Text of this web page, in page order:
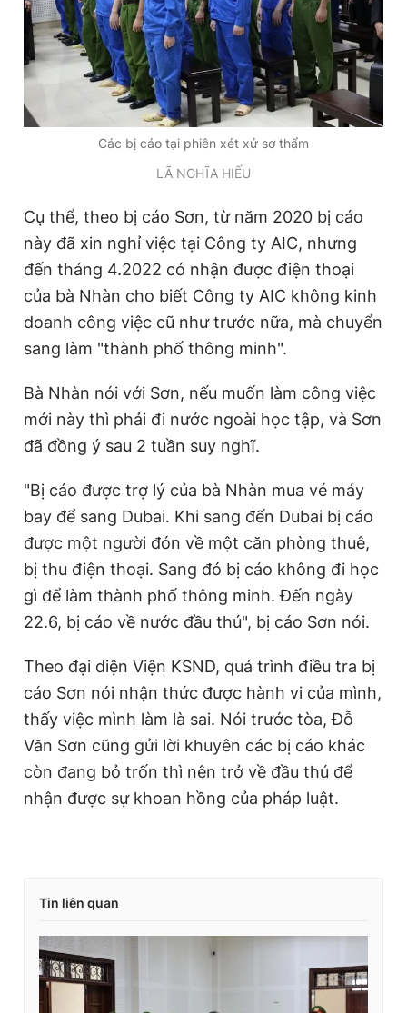
Các bị cáo tại phiên xét xử sơ thẩm
LÃ NGHĨA HIẾU
Cụ thể, theo bị cáo Sơn, từ năm 2020 bị cáo
này đã xin nghỉ việc tại Công ty AIC, nhưng
đến tháng 4.2022 có nhận được điện thoại
của bà Nhàn cho biết Công ty AIC không kinh
doanh công việc cũ như trước nữa, mà chuyển
sang làm "thành phố thông minh".
Bà Nhàn nói với Sơn, nếu muốn làm công việc
mới này thì phải đi nước ngoài học tập, và Sơn
đã đồng ý sau 2 tuần suy nghĩ.
"Bị cáo được trợ lý của bà Nhàn mua vé máy
bay để sang Dubai. Khi sang đến Dubai bị cáo
được một người đón về một căn phòng thuê,
bị thu điện thoại. Sang đó bị cáo không đi học
gì để làm thành phố thông minh. Đến ngày
22.6, bị cáo về nước đầu thú", bị cáo Sơn nói.
Theo đại diện Viện KSND, quá trình điều tra bị
cáo Sơn nói nhận thức được hành vi của mình,
thấy việc mình làm là sai. Nói trước tòa, Đỗ
Văn Sơn cũng gửi lời khuyên các bị cáo khác
còn đang bỏ trốn thì nên trở về đầu thú để
nhận được sự khoan hồng của pháp luật.
Tin liên quan